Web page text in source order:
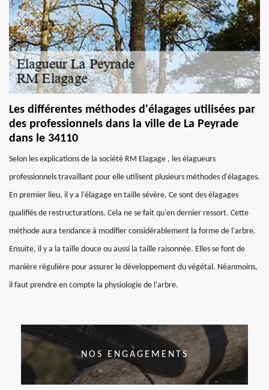
Les différentes méthodes d'élagages utilisées par
des professionnels dans la ville de La Peyrade
dans le 34110
Selon les explications de la société RM Elagage , les élagueurs
professionnels travaillant pour elle utilisent plusieurs méthodes d'élagages.
En premier lieu, il y a l'élagage en taille sévère. Ce sont des élagages
qualifiés de restructurations. Cela ne se fait qu'en dernier ressort. Cette
méthode aura tendance à modifier considérablement la forme de l'arbre.
Ensuite, il y a la taille douce ou aussi la taille raisonnée. Elles se font de
manière régulière pour assurer le développement du végétal. Néanmoins,
il faut prendre en compte la physiologie de l'arbre.
NOS ENGAGEMENTS